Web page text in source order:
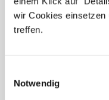
wir Cookies einsetzen
treffen.
Notwendig
Susanne Schwake-Karl